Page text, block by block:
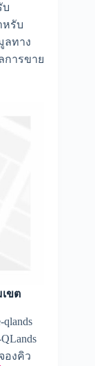
บ
หรับ
ลทาง
การขาย
ขต
องคิว